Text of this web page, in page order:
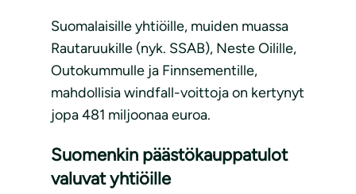
Suomalaisille yhtiöille, muiden muassa
Rautaruukille (nyk. SSAB), Neste Oilille,
Outokummulle ja Finnsementille,
mahdollisia windfall-voittoja on kertynyt
jopa 481 miljoonaa euroa.
Suomenkin päästökauppatulot
valuvat yhtiöille